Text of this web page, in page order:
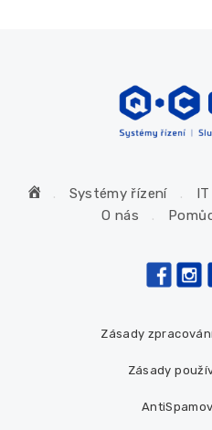
Systémy řízení
O nás
Zásady
Zásady